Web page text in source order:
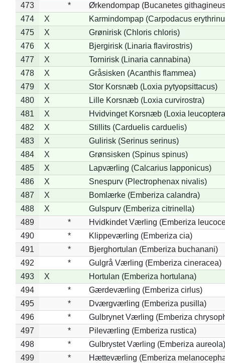
473
*
Ørkendompap (Bucanetes
474
X
Karmindompap (Carpodacus
475
X
Grønirisk (Chloris chloris)
476
X
Bjergirisk (Linaria flavirostris)
477
X
Tornirisk (Linaria cannabina)
478
X
Gråsisken (Acanthis flammea)
479
X
Stor Korsnæb (Loxia pytyopsittacus)
480
X
Lille Korsnæb (Loxia curvirostra)
481
X
Hvidvinget Korsnæb (Loxia
482
X
Stillits (Carduelis carduelis)
483
X
Gulirisk (Serinus serinus)
484
X
Grønsisken (Spinus spinus)
485
X
Lapværling (Calcarius lapponicus)
486
X
Snespurv (Plectrophenax nivalis)
487
X
Bomlærke (Emberiza calandra)
488
X
Gulspurv (Emberiza citrinella)
489
*
Hvidkindet Værling (Emberiza
490
*
Klippeværling (Emberiza cia)
491
*
Bjerghortulan (Emberiza buchanani)
492
*
Gulgrå Værling (Emberiza cineracea)
493
X
Hortulan (Emberiza hortulana)
494
*
Gærdeværling (Emberiza cirlus)
495
*
Dværgværling (Emberiza pusilla)
496
*
Gulbrynet Værling (Emberiza
497
*
Pileværling (Emberiza rustica)
498
*
Gulbrystet Værling (Emberiza aureola)
499
* Hætteværling (Emberiza